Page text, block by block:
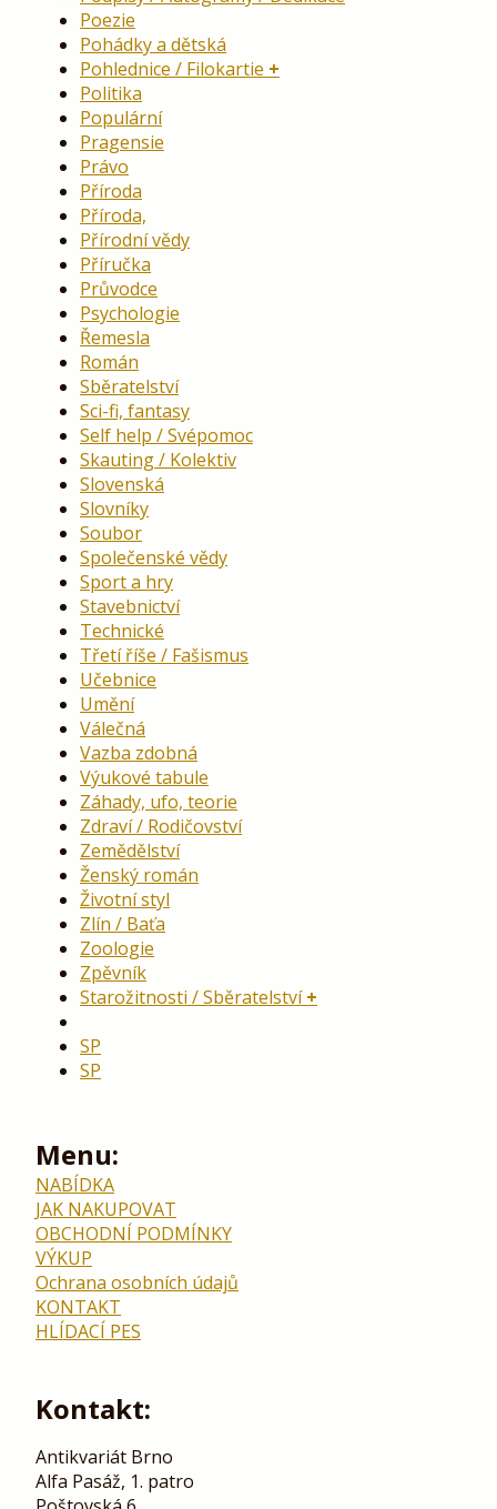
Poezie
Pohádky a dětská
Pohlednice / Filokartie
Politika
Populární
Pragensie
Právo
Příroda
Příroda,
Přírodní vědy
Příručka
Průvodce
Psychologie
Řemesla
Román
Sběratelství
Sci-fi, fantasy
Self help / Svépomoc
Skauting / Kolektiv
Slovenská
Slovníky
Soubor
Společenské vědy
Sport a hry
Stavebnictví
Technické
Třetí říše / Fašismus
Učebnice
Umění
Válečná
Vazba zdobná
Výukové tabule
Záhady, ufo, teorie
Zdraví / Rodičovství
Zemědělství
Ženský román
Životní styl
Zlín / Baťa
Zoologie
Zpěvník
Starožitnosti / Sběratelství
SP
SP
Menu:
NABÍDKA
JAK NAKUPOVAT
OBCHODNÍ PODMÍNKY
VÝKUP
Ochrana osobních údajů
KONTAKT
HLÍDACÍ PES
Kontakt:
Antikvariát Brno
Alfa Pasáž, 1. patro